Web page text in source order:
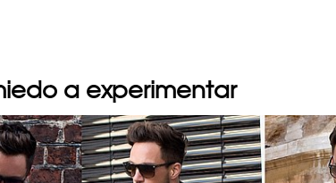
a experimentar